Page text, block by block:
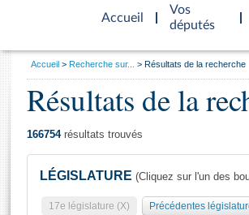
Accueil
d'accueil
Vos
députés
Général
Vous
Accueil Recherche sur... Résultats de la recherche
Résultats de la
166754résultats trouvés
LÉGISLATURE (Cliquez sur l'un des
17e législature (X) Précédentes